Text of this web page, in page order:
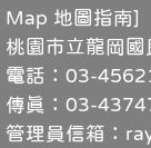
Map 地圖指南]
桃園市立龍岡
電話：03-
傳真：03-
管理員信箱：